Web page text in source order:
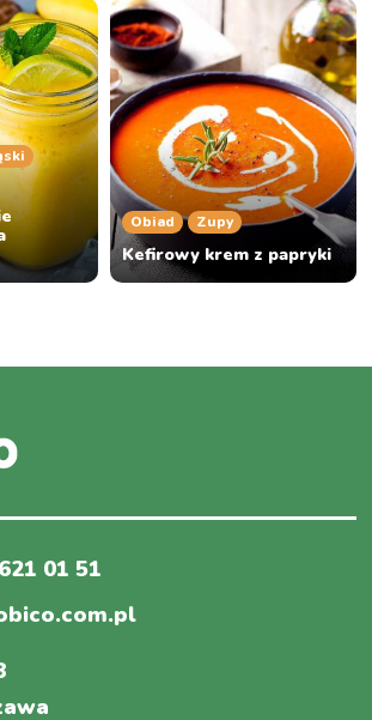
Obiad Zupy
Kefirowy krem z papryki
01 51